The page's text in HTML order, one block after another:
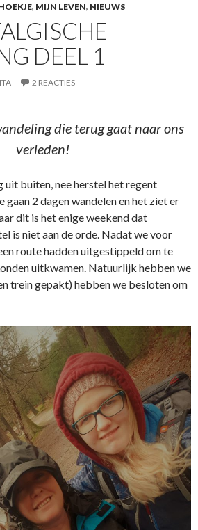
, MIJN LEVEN, NIEUWS
DEEL 1
2 REACTIES
die terug gaat naar ons
verleden!
buiten, nee herstel het regent
gaan 2 dagen wandelen en het ziet er
dit is het enige weekend dat
is niet aan de orde. Nadat we voor
route hadden uitgestippeld om te
uitkwamen. Natuurlijk hebben we
trein gepakt) hebben we besloten om